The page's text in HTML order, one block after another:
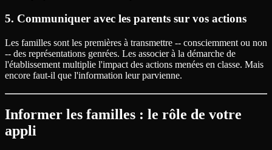
5. Communiquer avec les parents sur vos actions
Les familles sont les premières à transmettre -- consciemment ou non
-- des représentations genrées. Les associer à la démarche de
l'établissement multiplie l'impact des actions menées en classe. Mais
encore faut-il que l'information leur parvienne.
Informer les familles : le rôle de votre
appli